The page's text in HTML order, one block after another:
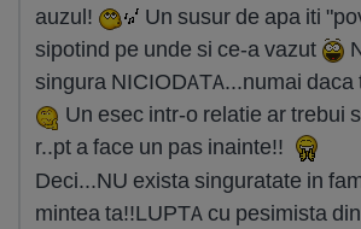
auzul!
Un susur de apa iti
sipotind pe unde si ce-a vazut
singura NICIODATA...numai daca
Un esec intr-o relatie ar trebui
r..pt a face un pas inainte!!
Deci...NU exista singuratate in
mintea ta!!LUPTA cu pesimista